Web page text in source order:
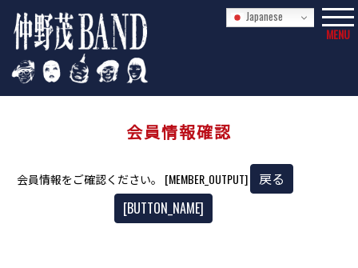
MENU
会員情報確認
会員情報をご確認ください。 [MEMBER_OUTPUT]
戻る
[BUTTON_NAME]
Japanese